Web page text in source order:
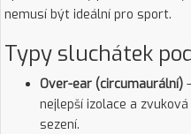
nemusí být ideální pro sport.
Typy sluchátek
Over-ear (circumaurální)
nejlepší izolace a
sezení.